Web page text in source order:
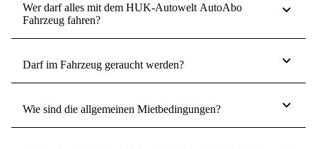
Wer darf alles mit dem HUK-Autowelt AutoAbo
Fahrzeug fahren?
Darf im Fahrzeug geraucht werden?
Wie sind die allgemeinen Mietbedingungen?